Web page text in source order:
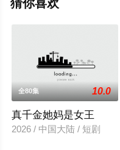
猜你喜欢
全80集 10.0
真千金她妈是女王
2026 / 中国大陆 / 短剧